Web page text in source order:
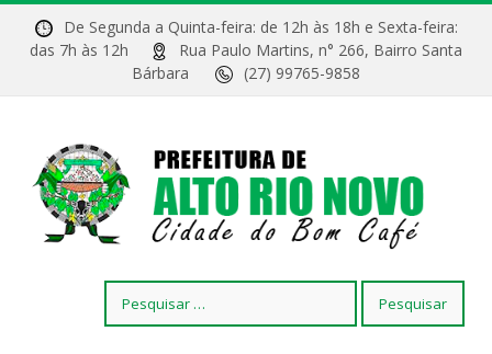
De Segunda a Quinta-feira: de 12h às 18h e Sexta-feira:
das 7h às 12h
Rua Paulo Martins, n° 266, Bairro Santa
Bárbara
(27) 99765-9858
por: